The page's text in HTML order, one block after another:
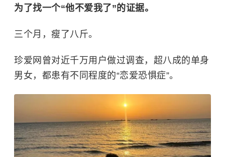
为了找一个“他不爱我了”的证据。
三个月，瘦了八斤。
珍爱网曾对近千万用户做过调查，超八成的单身
男女，都患有不同程度的“恋爱恐惧症”。